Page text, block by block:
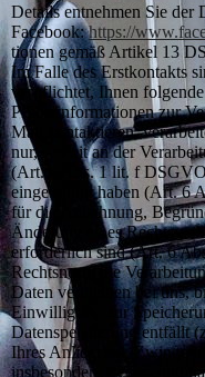
Details entnehmen Sie der
Facebook:https://
tionen gemäß Artikel 13
Im Falle des Erstkontakts
verpflichtet, Ihnen
Pflichtinformationen zur
Mail kontaktieren,
nur, soweit an der
(Art. 6 Abs. 1 lit. f
eingewilligt haben (Art. 6
für die Anbahnung,
Änderung eines
erforderlich sind (Art. 6
Rechtsnorm die
Daten verbleiben bei uns,
Einwilligung zur
Datenspeicherung entfällt
Ihres Anliegens).
insbesondere steuer- und